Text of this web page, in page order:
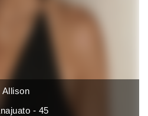
Allison
- 45